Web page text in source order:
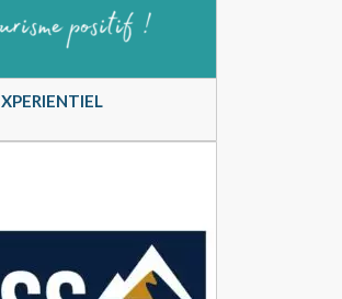
XPERIENTIEL